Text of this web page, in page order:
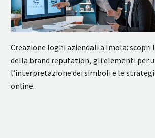
Creazione loghi aziendali a Imola: scopri
della brand reputation, gli elementi per
l’interpretazione dei simboli e le
online.